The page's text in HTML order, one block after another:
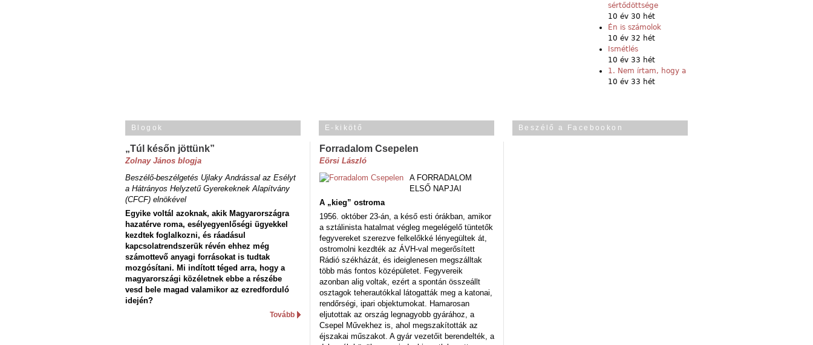
sértődöttsége
10 év 30 hét
Én is számolok
10 év 32 hét
Ismétlés
10 év 33 hét
1. Nem írtam, hogy a
10 év 33 hét
Blogok
„Túl későn jöttünk”
Zolnay János blogja
Beszélő-beszélgetés Ujlaky Andrással az Esélyt
a Hátrányos Helyzetű Gyerekeknek Alapítvány
(CFCF) elnökével
Egyike voltál azoknak, akik Magyarországra
hazatérve roma, esélyegyenlőségi ügyekkel
kezdtek foglalkozni, és ráadásul
kapcsolatrendszerük révén ehhez még
számottevő anyagi forrásokat is tudtak
mozgósítani. Mi indított téged arra, hogy a
magyarországi közéletnek ebbe a részébe
vesd bele magad valamikor az ezredforduló
idején?
Tovább
E-kikötő
Forradalom Csepelen
Eörsi László
A FORRADALOM
ELSŐ NAPJAI
A „kieg” ostroma
1956. október 23-án, a késő esti órákban, amikor
a sztálinista hatalmat végleg megelégelő tüntetők
fegyvereket szerezve felkelőkké lényegültek át,
ostromolni kezdték az ÁVH-val megerősített
Rádió székházát, és ideiglenesen megszálltak
több más fontos középületet. Fegyvereik
azonban alig voltak, ezért a spontán összeállt
osztagok teherautókkal látogatták meg a katonai,
rendőrségi, ipari objektumokat. Hamarosan
eljutottak az ország legnagyobb gyárához, a
Csepel Művekhez is, ahol megszakították az
éjszakai műszakot. A gyár vezetőit berendelték, a
Beszélő a Facebookon